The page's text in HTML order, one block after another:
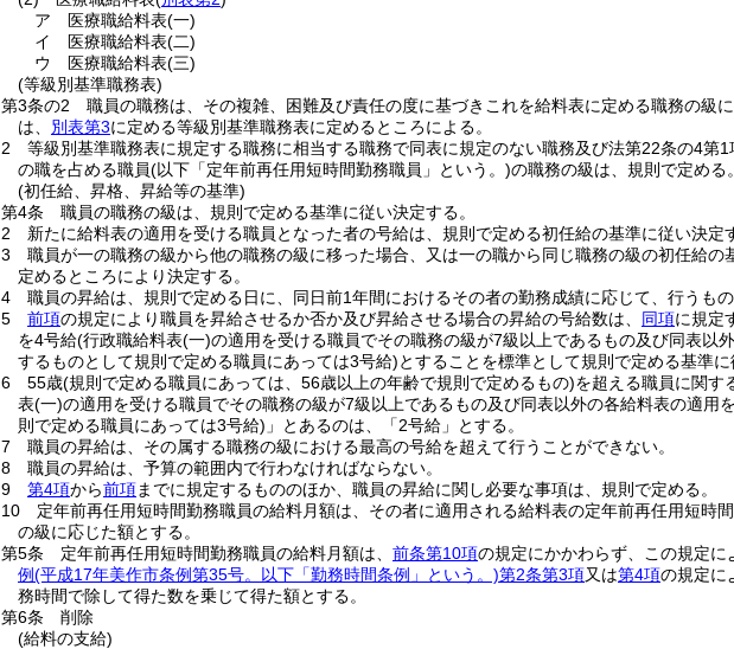
ア
医療職給料表(一)
イ
医療職給料表(二)
ウ
医療職給料表(三)
(等級別基準職務表)
第3条の2
職員の職務は、その複雑、困難及び責任の度に基づきこれを給料表に定める職務の級
は、 別表第3に定める等級別基準職務表に定めるところによる。
2
等級別基準職務表に規定する職務に相当する職務で同表に規定のない職務及び法第22条の4第
の職を占める職員(以下「定年前再任用短時間勤務職員」という。)の職務の級は、規則で定める。
(初任給、昇格、昇給等の基準)
第4条
職員の職務の級は、規則で定める基準に従い決定する。
2
新たに給料表の適用を受ける職員となった者の号給は、規則で定める初任給の基準に従い決定
3
職員が一の職務の級から他の職務の級に移った場合、又は一の職から同じ職務の級の初任給
定めるところにより決定する。
4
職員の昇給は、規則で定める日に、同日前1年間におけるその者の勤務成績に応じて、行うもの
5
前項の規定により職員を昇給させるか否か及び昇給させる場合の昇給の号給数は、 同項に規定
を4号給(行政職給料表(一)の適用を受ける職員でその職務の級が7級以上であるもの及び同表以
するものとして規則で定める職員にあっては3号給)とすることを標準として規則で定める基準に
6
55歳(規則で定める職員にあっては、56歳以上の年齢で規則で定めるもの)を超える職員に関す
表(一)の適用を受ける職員でその職務の級が7級以上であるもの及び同表以外の各給料表の適用
則で定める職員にあっては3号給) 」とあるのは、「2号給」とする。
7
職員の昇給は、その属する職務の級における最高の号給を超えて行うことができない。
8
職員の昇給は、予算の範囲内で行わなければならない。
9
第4項から前項までに規定するもののほか、職員の昇給に関し必要な事項は、規則で定める。
10
定年前再任用短時間勤務職員の給料月額は、その者に適用される給料表の定年前再任用短時
の級に応じた額とする。
第5条
定年前再任用短時間勤務職員の給料月額は、 前条第10項の規定にかかわらず、この規定に
例(平成17年美作市条例第35号。以下「勤務時間条例」という。)第2条第3項又は第4項の規定に
務時間で除して得た数を乗じて得た額とする。
第6条
削除
(給料の支給)